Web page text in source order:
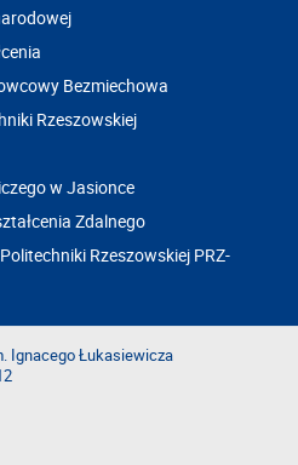
Bezmiechowa
Rzeszowskiej
w Jasionce
Zdalnego
Rzeszowskiej PRZ-
Ignacego Łukasiewicza